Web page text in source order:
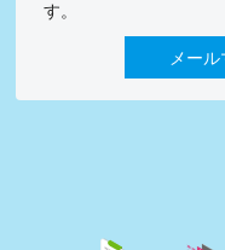
す。
メー